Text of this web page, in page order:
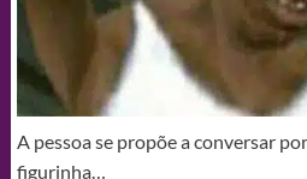
A pessoa se propõe a conversar
figurinha…